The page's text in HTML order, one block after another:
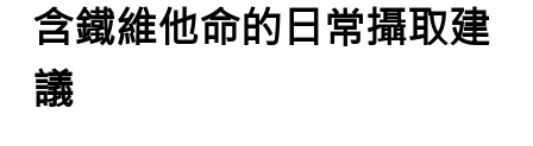
含鐵維他命的日常攝取建
議